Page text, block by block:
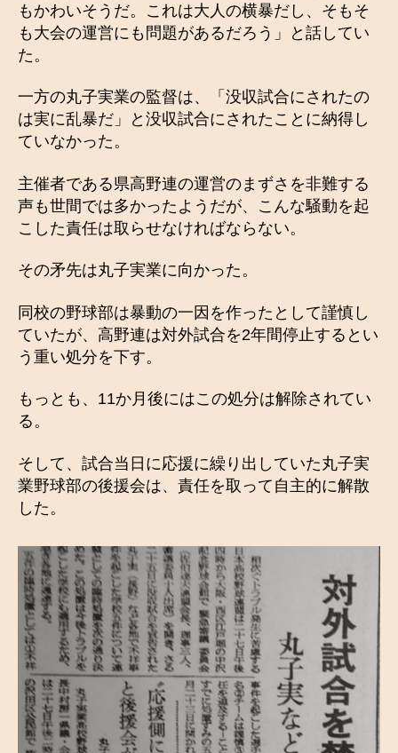
もかわいそうだ。これは大人の横暴だし、そもそ
も大会の運営にも問題があるだろう」と話してい
た。
一方の丸子実業の監督は、「没収試合にされたの
は実に乱暴だ」と没収試合にされたことに納得し
ていなかった。
主催者である県高野連の運営のまずさを非難する
声も世間では多かったようだが、こんな騒動を起
こした責任は取らせなければならない。
その矛先は丸子実業に向かった。
同校の野球部は暴動の一因を作ったとして謹慎し
ていたが、高野連は対外試合を2年間停止するとい
う重い処分を下す。
もっとも、11か月後にはこの処分は解除されてい
る。
そして、試合当日に応援に繰り出していた丸子実
業野球部の後援会は、責任を取って自主的に解散
した。